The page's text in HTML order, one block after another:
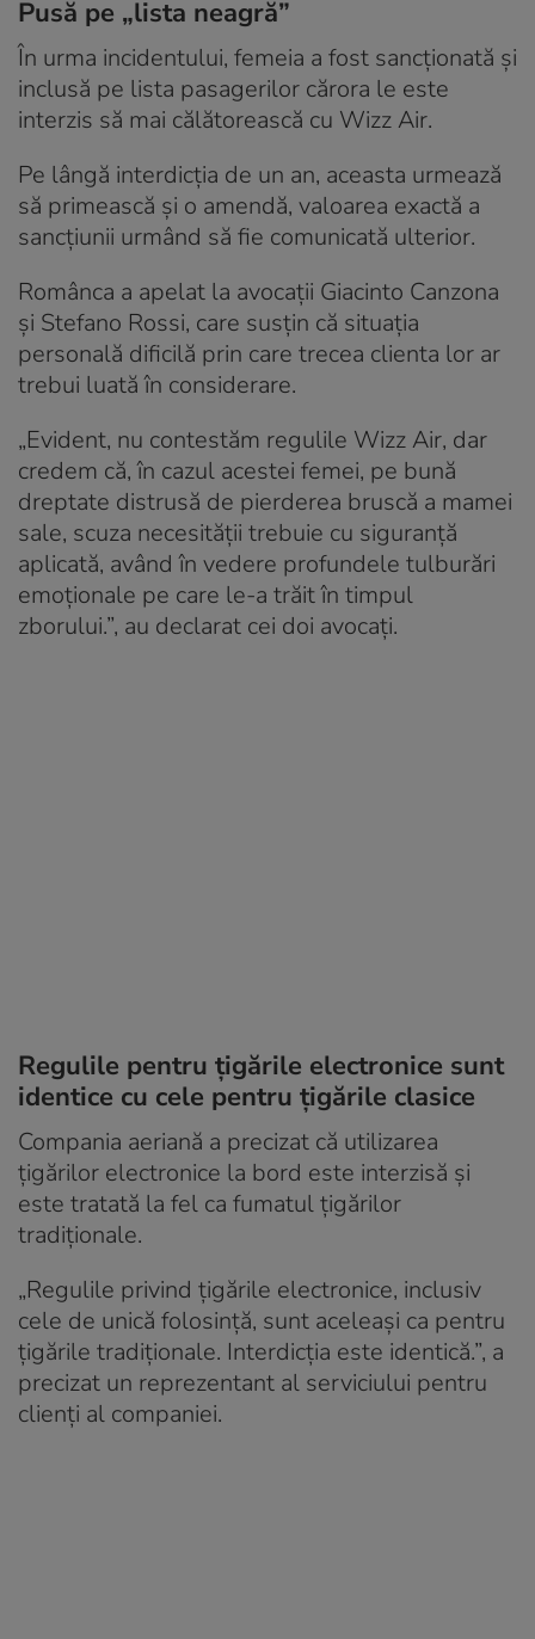
Pusă pe „lista neagră”
În urma incidentului, femeia a fost sancționată și
inclusă pe lista pasagerilor cărora le este
interzis să mai călătorească cu Wizz Air.
Pe lângă interdicția de un an, aceasta urmează
să primească și o amendă, valoarea exactă a
sancțiunii urmând să fie comunicată ulterior.
Românca a apelat la avocații Giacinto Canzona
și Stefano Rossi, care susțin că situația
personală dificilă prin care trecea clienta lor ar
trebui luată în considerare.
„Evident, nu contestăm regulile Wizz Air, dar
credem că, în cazul acestei femei, pe bună
dreptate distrusă de pierderea bruscă a mamei
sale, scuza necesității trebuie cu siguranță
aplicată, având în vedere profundele tulburări
emoționale pe care le-a trăit în timpul
zborului.”, au declarat cei doi avocați.
Regulile pentru țigările electronice sunt
identice cu cele pentru țigările clasice
Compania aeriană a precizat că utilizarea
țigărilor electronice la bord este interzisă și
este tratată la fel ca fumatul țigărilor
tradiționale.
„Regulile privind țigările electronice, inclusiv
cele de unică folosință, sunt aceleași ca pentru
țigările tradiționale. Interdicția este identică.”, a
precizat un reprezentant al serviciului pentru
clienți al companiei.